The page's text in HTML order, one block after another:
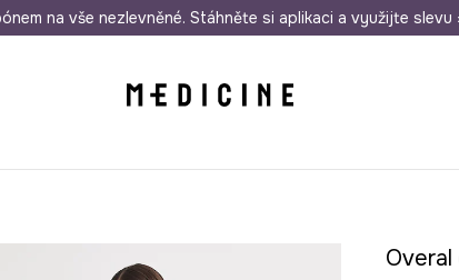
nad 1 200 Kč Odeslání i do 24 hodin 30
na vše nezlevněné. Stáhněte si aplikaci a využijte slevu
Overal